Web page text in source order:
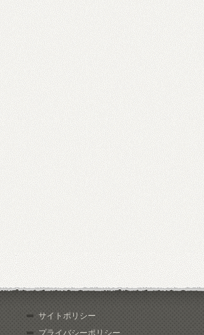
サイトポリシー
プライバシーポリシー